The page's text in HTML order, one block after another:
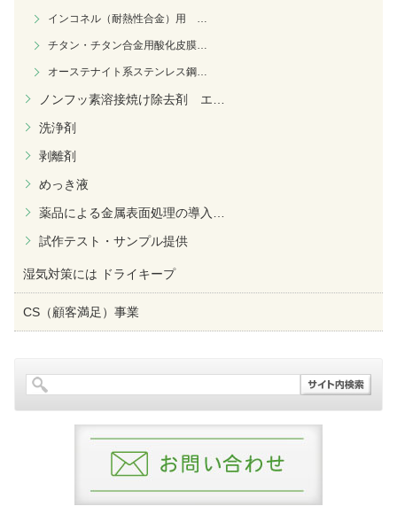
インコネル（耐熱性合金）用 …
チタン・チタン合金用酸化皮膜…
オーステナイト系ステンレス鋼…
ノンフッ素溶接焼け除去剤 エ
洗浄剤
剥離剤
めっき液
薬品による金属表面処理の導入
試作テスト・サンプル提供
湿気対策には ドライキープ
CS（顧客満足）事業